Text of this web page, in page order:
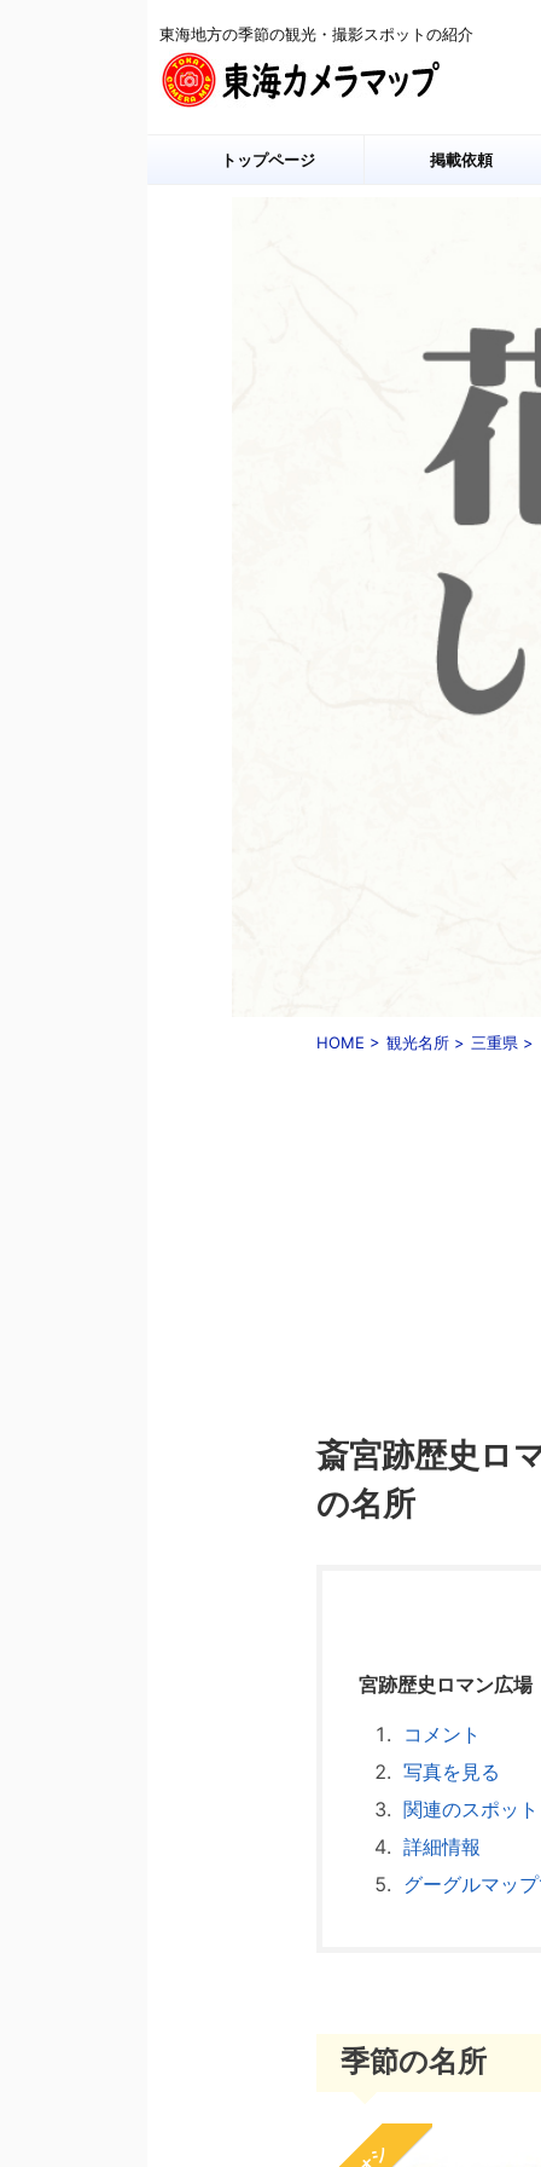
東海地方の季節の観光・撮影スポットの紹介
トップページ 掲載依頼
HOME > 観光名所 > 三重県 >
斎宮跡歴史ロ
の名所
宮跡歴史ロマン広
コメント
写真を見る
関連のスポット
詳細情報
グーグルマッ
季節の名所